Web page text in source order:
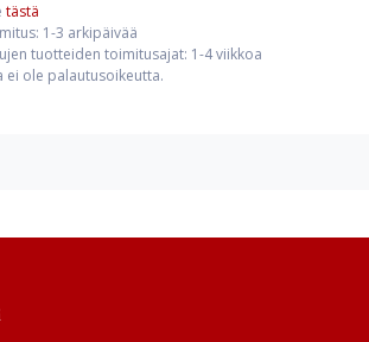
tästä
1-3 arkipäivää
tuotteiden toimitusajat: 1-4 viikkoa
ole palautusoikeutta.